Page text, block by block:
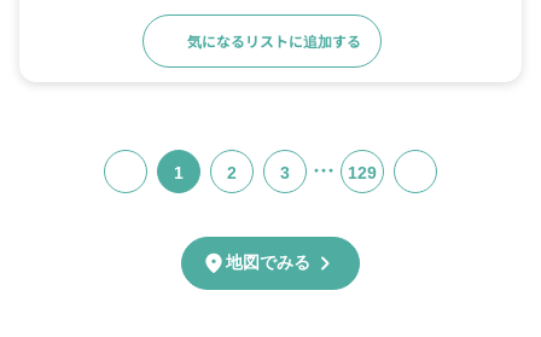
気になるリストに追加する
1 2 3 … 129
location_on地図でみる chevron_right